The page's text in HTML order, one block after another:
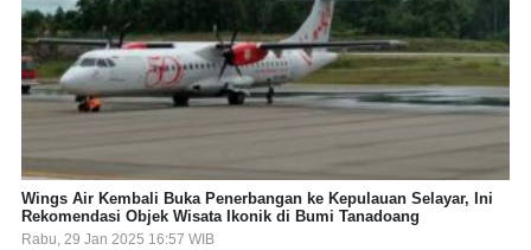
Wings Air Kembali Buka Penerbangan ke Kepulauan Selayar, Ini
Rekomendasi Objek Wisata Ikonik di Bumi Tanadoang
Rabu, 29 Jan 2025 16:57 WIB